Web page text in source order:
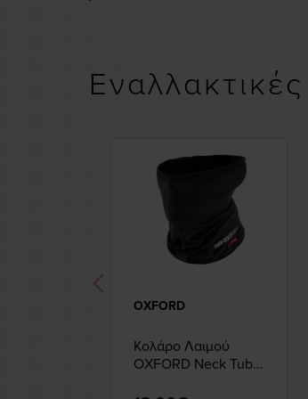
OXFORD
Κολάρο Λαιμού
OXFORD Neck Tube